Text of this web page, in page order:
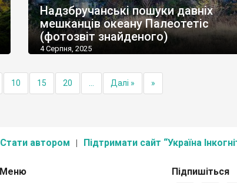
Надзбручанські пошуки давніх
мешканців океану Палеотетіс
(фотозвіт знайденого)
4 Серпня, 2025
10 15 20 Далі » »
Стати автором Підтримати сайт “Україна
Меню Підпишіться